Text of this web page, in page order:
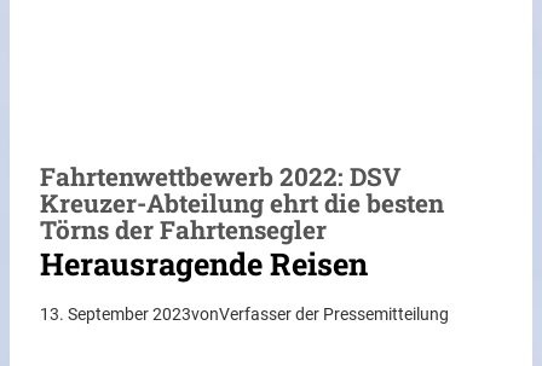
Fahrtenwettbewerb 2022: DSV
Kreuzer-Abteilung ehrt die besten
Törns der Fahrtensegler
Herausragende Reisen
13. September 2023vonVerfasser der Pressemitteilung